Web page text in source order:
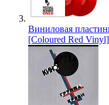
Виниловая
[Coloured Red